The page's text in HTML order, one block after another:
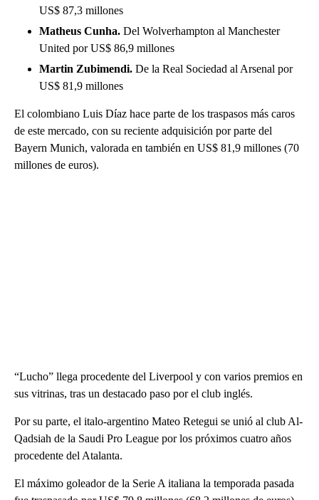
US$ 87,3 millones
Matheus Cunha. Del Wolverhampton al Manchester
United por US$ 86,9 millones
Martin Zubimendi. De la Real Sociedad al Arsenal por
US$ 81,9 millones
El colombiano Luis Díaz hace parte de los traspasos más caros
de este mercado, con su reciente adquisición por parte del
Bayern Munich, valorada en también en US$ 81,9 millones (70
millones de euros).
“Lucho” llega procedente del Liverpool y con varios premios en
sus vitrinas, tras un destacado paso por el club inglés.
Por su parte, el italo-argentino Mateo Retegui se unió al club Al-
Qadsiah de la Saudi Pro League por los próximos cuatro años
procedente del Atalanta.
El máximo goleador de la Serie A italiana la temporada pasada